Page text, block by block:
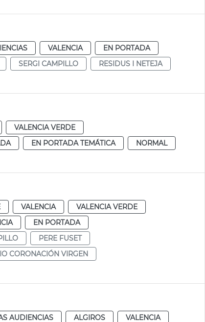
VALENCIA
EN PORTADA
SERGI CAMPILLO
RESIDUS I NETEJA
VALENCIA VERDE
EN PORTADA TEMÁTICA
NORMAL
VALENCIA
VALENCIA VERDE
EN PORTADA
PERE FUSET
CORONACIÓN VIRGEN
AUDIENCIAS ALGIROS VALENCIA